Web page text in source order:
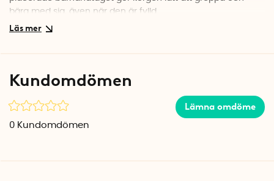
bära med sig, även när den är fylld.
trädgårdsprodukter. Den gröna färgen smälter fint in i
Förvaringskorg med avdelare håller sakerna på plats så att
de inte hamnar i oordning när du rör dig runt i trädgården.
Kundomdömen
Lämna omdöme
0 Kundomdömen